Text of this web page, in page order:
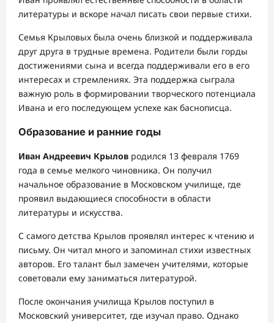
литературы и вскоре начал писать свои первые стихи.
Семья Крыловых была очень близкой и поддерживала
друг друга в трудные времена. Родители были горды
достижениями сына и всегда поддерживали его в его
интересах и стремлениях. Эта поддержка сыграла
важную роль в формировании творческого потенциала
Ивана и его последующем успехе как баснописца.
Образование и ранние годы
Иван Андреевич Крылов родился 13 февраля 1769
года в семье мелкого чиновника. Он получил
начальное образование в Московском училище, где
проявил выдающиеся способности в области
литературы и искусства.
С самого детства Крылов проявлял интерес к чтению и
письму. Он читал много и запоминал стихи известных
авторов. Его талант был замечен учителями, которые
советовали ему заниматься литературой.
После окончания училища Крылов поступил в
Московский университет, где изучал право. Однако